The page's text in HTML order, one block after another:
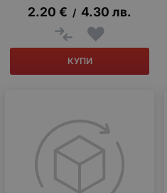
2.20 € / 4.30 лв.
КУПИ